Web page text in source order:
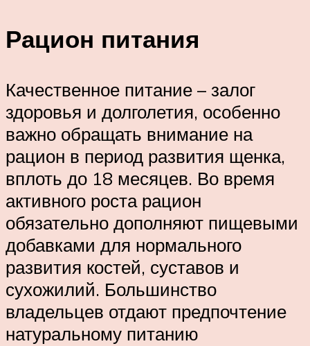
Рацион питания
Качественное питание – залог
здоровья и долголетия, особенно
важно обращать внимание на
рацион в период развития щенка,
вплоть до 18 месяцев. Во время
активного роста рацион
обязательно дополняют пищевыми
добавками для нормального
развития костей, суставов и
сухожилий. Большинство
владельцев отдают предпочтение
натуральному питанию